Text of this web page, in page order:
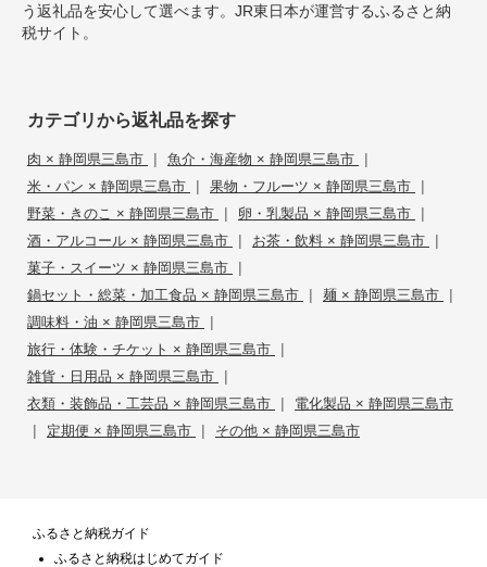
う返礼品を安心して選べます。JR東日本が運営するふるさと納
税サイト。
カテゴリから返礼品を探す
肉 × 静岡県三島市 | 魚介・海産物 × 静岡県三島市 |
米・パン × 静岡県三島市 | 果物・フルーツ × 静岡県三島市 |
野菜・きのこ × 静岡県三島市 | 卵・乳製品 × 静岡県三島市 |
酒・アルコール × 静岡県三島市 | お茶・飲料 × 静岡県三島市 |
菓子・スイーツ × 静岡県三島市 |
鍋セット・総菜・加工食品 × 静岡県三島市 | 麺 × 静岡県三島市 |
調味料・油 × 静岡県三島市 |
旅行・体験・チケット × 静岡県三島市 |
雑貨・日用品 × 静岡県三島市 |
衣類・装飾品・工芸品 × 静岡県三島市 | 電化製品 × 静岡県三島市
| 定期便 × 静岡県三島市 | その他 × 静岡県三島市
ふるさと納税ガイド
ふるさと納税はじめてガイド